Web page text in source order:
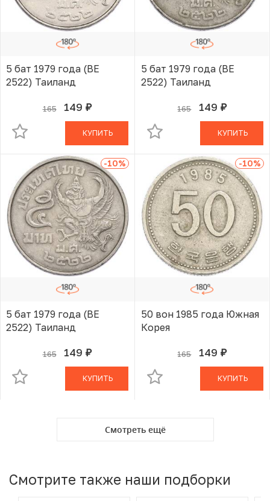
5 бат 1979 года (BE
2522) Таиланд
165 149 руб.
В КОРЗИНЕ
КУПИТЬ
5 бат 1979 года (BE
2522) Таиланд
165 149 руб.
В КОРЗИНЕ
КУПИТЬ
-10%
5 бат 1979 года (BE
2522) Таиланд
165 149 руб.
В КОРЗИНЕ
КУПИТЬ
-10%
50 вон 1985 года Южная
Корея
165 149 руб.
В КОРЗИНЕ
КУПИТЬ
Смотреть ещё
Смотрите также наши подборки